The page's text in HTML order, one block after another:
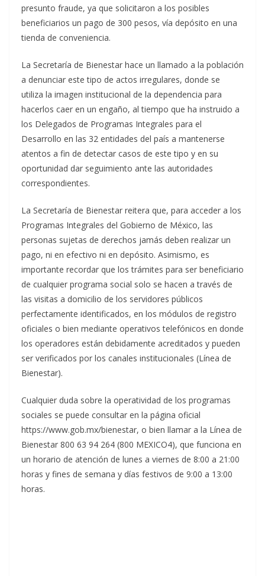
presunto fraude, ya que solicitaron a los posibles
beneficiarios un pago de 300 pesos, vía depósito en una
tienda de conveniencia.
La Secretaría de Bienestar hace un llamado a la población
a denunciar este tipo de actos irregulares, donde se
utiliza la imagen institucional de la dependencia para
hacerlos caer en un engaño, al tiempo que ha instruido a
los Delegados de Programas Integrales para el
Desarrollo en las 32 entidades del país a mantenerse
atentos a fin de detectar casos de este tipo y en su
oportunidad dar seguimiento ante las autoridades
correspondientes.
La Secretaría de Bienestar reitera que, para acceder a los
Programas Integrales del Gobierno de México, las
personas sujetas de derechos jamás deben realizar un
pago, ni en efectivo ni en depósito. Asimismo, es
importante recordar que los trámites para ser beneficiario
de cualquier programa social solo se hacen a través de
las visitas a domicilio de los servidores públicos
perfectamente identificados, en los módulos de registro
oficiales o bien mediante operativos telefónicos en donde
los operadores están debidamente acreditados y pueden
ser verificados por los canales institucionales (Línea de
Bienestar).
Cualquier duda sobre la operatividad de los programas
sociales se puede consultar en la página oficial
https://www.gob.mx/bienestar, o bien llamar a la Línea de
Bienestar 800 63 94 264 (800 MEXICO4), que funciona en
un horario de atención de lunes a viernes de 8:00 a 21:00
horas y fines de semana y días festivos de 9:00 a 13:00
horas.